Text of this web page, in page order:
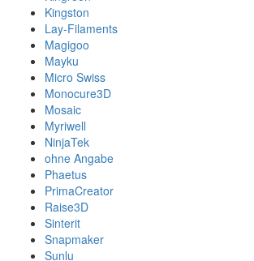
Kingston
Lay-Filaments
Magigoo
Mayku
Micro Swiss
Monocure3D
Mosaic
Myriwell
NinjaTek
ohne Angabe
Phaetus
PrimaCreator
Raise3D
Sinterit
Snapmaker
Sunlu